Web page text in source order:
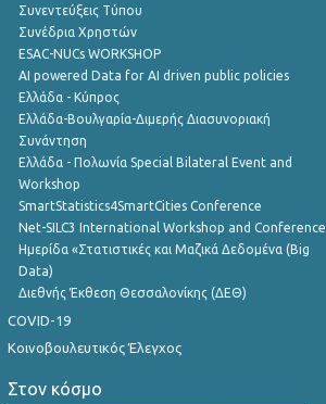
Συνεντεύξεις Τύπου
Συνέδρια Χρηστών
ESAC-NUCs WORKSHOP
AI powered Data for AI driven public policies
Ελλάδα - Κύπρος
Ελλάδα-Βουλγαρία-Διμερής Διασυνοριακή
Συνάντηση
Ελλάδα - Πολωνία Special Bilateral Event and
Workshop
SmartStatistics4SmartCities Conference
Net-SILC3 International Workshop and Conference
Ημερίδα «Στατιστικές και Μαζικά Δεδομένα (Big
Data)
Διεθνής Έκθεση Θεσσαλονίκης (ΔΕΘ)
COVID-19
Κοινοβουλευτικός Έλεγχος
Στον κόσμο